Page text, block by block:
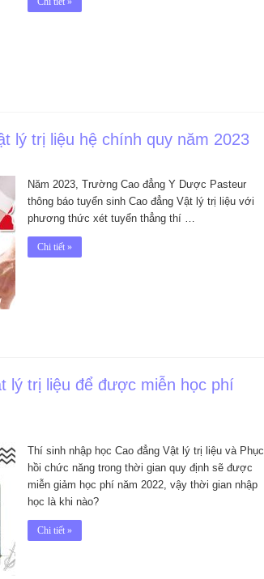
lý trị liệu hệ chính quy năm 2023
Năm 2023, Trường Cao đẳng Y Dược Pasteur
thông báo tuyển sinh Cao đẳng Vật lý trị liệu với
phương thức xét tuyển thẳng thí …
Chi tiết »
lý trị liệu để được miễn học phí
Thí sinh nhập học Cao đẳng Vật lý trị liệu và Phục
hồi chức năng trong thời gian quy định sẽ được
miễn giảm học phí năm 2022, vậy thời gian nhập
học là khi nào?
Chi tiết »